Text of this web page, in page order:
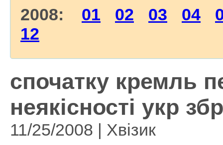
2008: 01 02 03 04
12
спочатку кремль
неякісності укр
11/25/2008 | Хвізик